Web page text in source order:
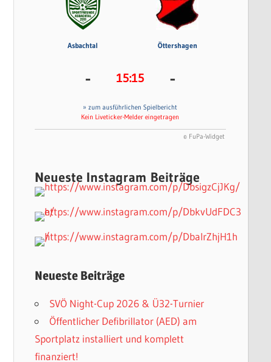
Asbachtal Öttershagen
- 15:15 -
» zum ausführlichen Spielbericht
Kein Liveticker-Melder eingetragen
© FuPa-Widget
Neueste Instagram Beiträge
Neueste Beiträge
SVÖ Night-Cup 2026 & Ü32-Turnier
Öffentlicher Defibrillator (AED) am
Sportplatz installiert und komplett
finanziert!